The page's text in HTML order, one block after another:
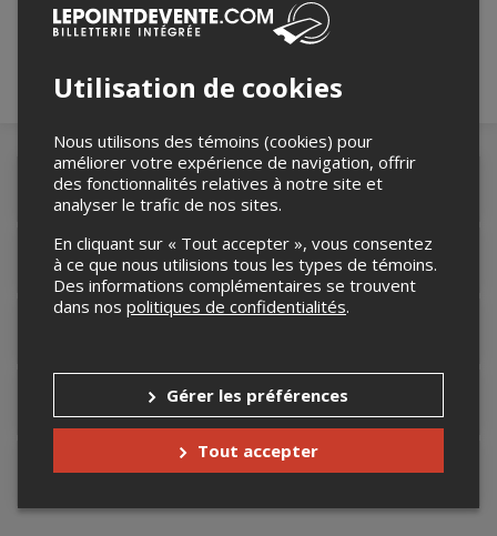
Détails de l'événement
Accès au site de l'événement
Lieu de l'événement
Contacter l'organisateur
Utilisation de cookies
Nous utilisons des témoins (cookies) pour
améliorer votre expérience de navigation, offrir
des fonctionnalités relatives à notre site et
analyser le trafic de nos sites.
En cliquant sur « Tout accepter », vous consentez
à ce que nous utilisions tous les types de témoins.
Des informations complémentaires se trouvent
dans nos politiques de confidentialités.
Gérer les préférences
Tout accepter